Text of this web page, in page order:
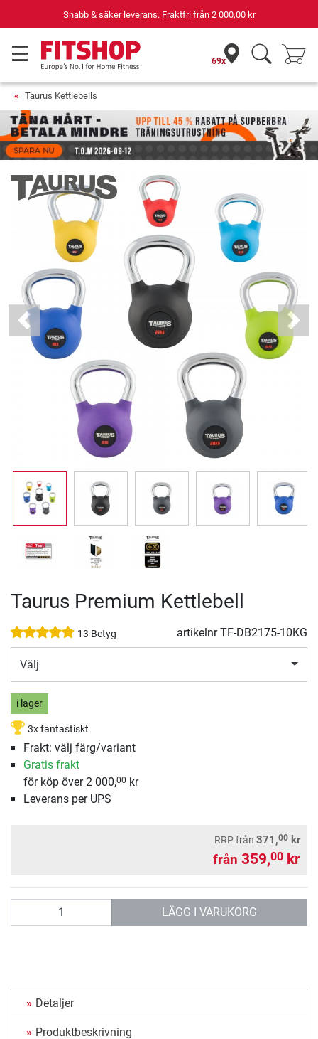
Din expert inom hemmaträning i 42 år
69x
Taurus Kettlebells
Previous Next
Taurus Premium Kettlebell
13 Betyg artikelnrTF-DB2175-10KG
Välj
i lager
3x fantastiskt
Frakt: välj färg/variant
Gratis frakt
för köp över 2 000,00 kr
Leverans per UPS
RRPfrån 371,00 kr
från 359,00 kr
LÄGG I VARUKORG
Detaljer
Produktbeskrivning